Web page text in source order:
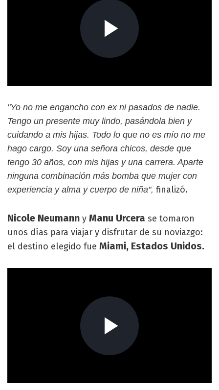
"Yo no me engancho con ex ni pasados de nadie.
Tengo un presente muy lindo, pasándola bien y
cuidando a mis hijas. Todo lo que no es mío no me
hago cargo. Soy una señora chicos, desde que
tengo 30 años, con mis hijas y una carrera. Aparte
ninguna combinación más bomba que mujer con
experiencia y alma y cuerpo de niña", finalizó.
Nicole Neumann y Manu Urcera se tomaron
unos días para viajar y disfrutar de su noviazgo:
el destino elegido fue Miami, Estados Unidos.